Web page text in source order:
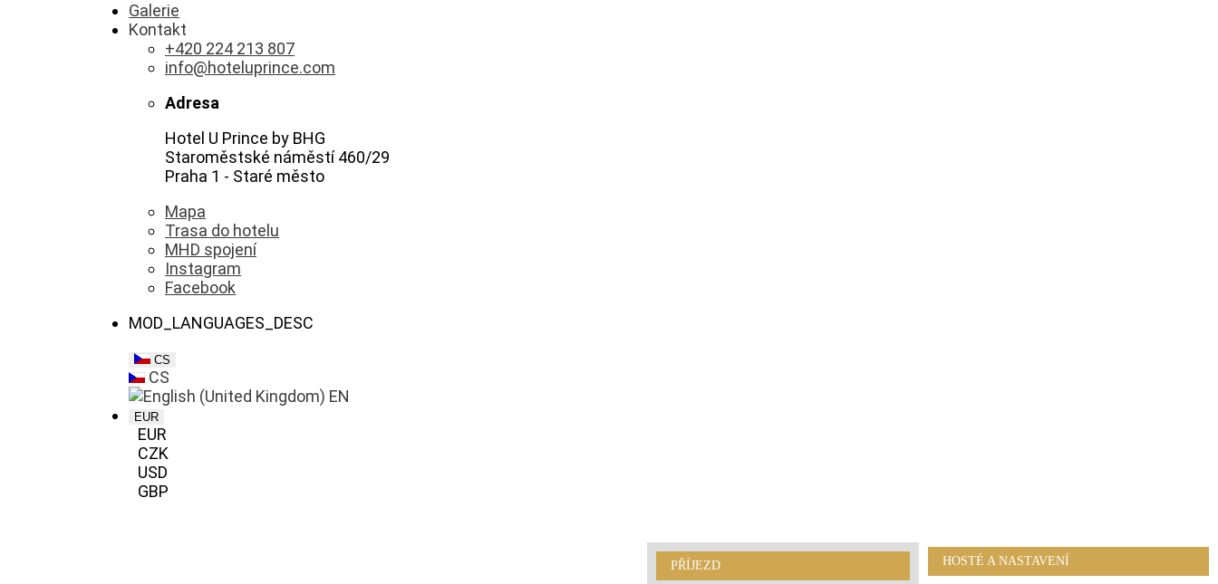
Galerie
Kontakt
+420 224 213 807
info@hoteluprince.com
Adresa
Hotel U Prince by BHG
Staroměstské náměstí 460/29
Praha 1 - Staré město
Mapa
Trasa do hotelu
MHD spojení
Instagram
Facebook
MOD_LANGUAGES_DESC
CS
CS
EN
EUR
EUR
CZK
USD
GBP
PŘÍJEZD HOSTÉ A NASTAVENÍ